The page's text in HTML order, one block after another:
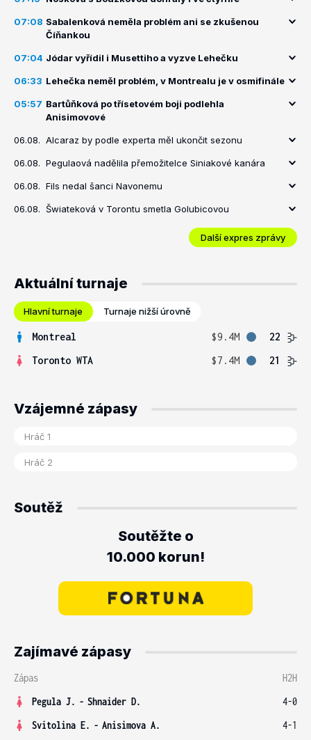
07:08 Sabalenková neměla problém ani se zkušenou
Číňankou
07:04 Jódar vyřídil i Musettiho a vyzve Lehečku
06:33 Lehečka neměl problém, v Montrealu je v osmifinále
05:57 Bartůňková po třísetovém boji podlehla
Anisimovové
06.08. Alcaraz by podle experta měl ukončit sezonu
06.08. Pegulaová nadělila přemožitelce Siniakové kanára
06.08. Fils nedal šanci Navonemu
06.08. Šwiateková v Torontu smetla Golubicovou
Další expres zprávy
Aktuální turnaje
Hlavní turnaje Turnaje nižší úrovně
Montreal $9.4M
22
Toronto WTA
$7.4M 21
Vzájemné zápasy
Soutěž
Soutěžte o
10.000 korun!
Zajímavé zápasy
Zápas
H2H
Pegula J. - Shnaider D.
4-0
Svitolina E. - Anisimova A.
4-1